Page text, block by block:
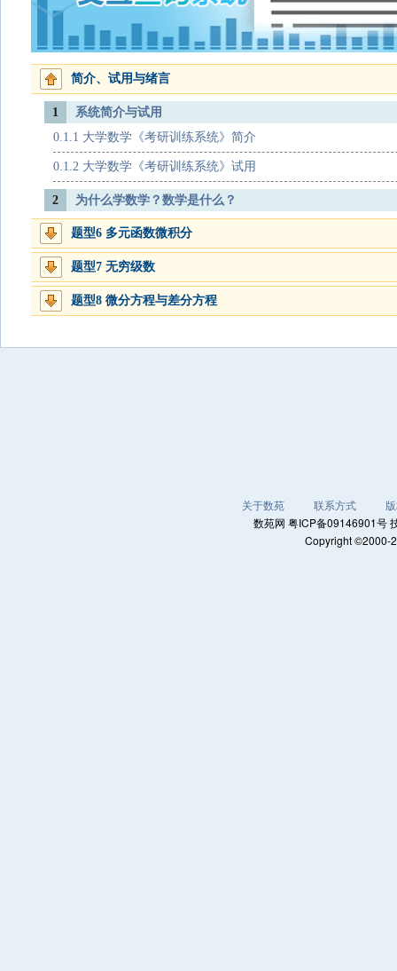
简介、试用与绪言
1
系统简介与试用
0.1.1 大学数学《考研训练系统》简介
0.1.2 大学数学《考研训练系统》试用
2 为什么学数学？数学是什么？
题型6 多元函数微积分
题型7 无穷级数
题型8 微分方程与差分方程
关于数苑 联系方式
数苑网 粤ICP备09146901号
Copyright ©2000-